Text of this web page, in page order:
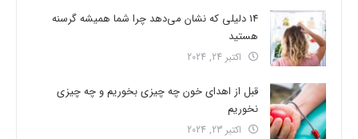
14 دلیلی که نشان می‌دهد چرا شما همیشه گرسنه
هستید
اکتبر 24, 2024
قبل از اهدای خون چه چیزی بخوریم و چه چیزی
نخوریم
اکتبر 23, 2024